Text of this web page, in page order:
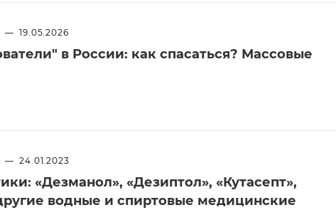
— 19.05.2026
в России: как спасаться? Массовые
— 24.01.2023
«Дезманол», «Дезиптол», «Кутасепт»,
водные и спиртовые медицинские